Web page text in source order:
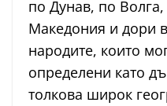
по Дунав, по
Македония и дори
народите, които
определени като
толкова широк